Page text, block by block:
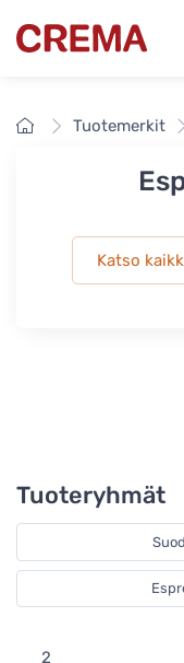
Crema
EtusivuTuotemerkit
Katso
Tuoteryhmät
2